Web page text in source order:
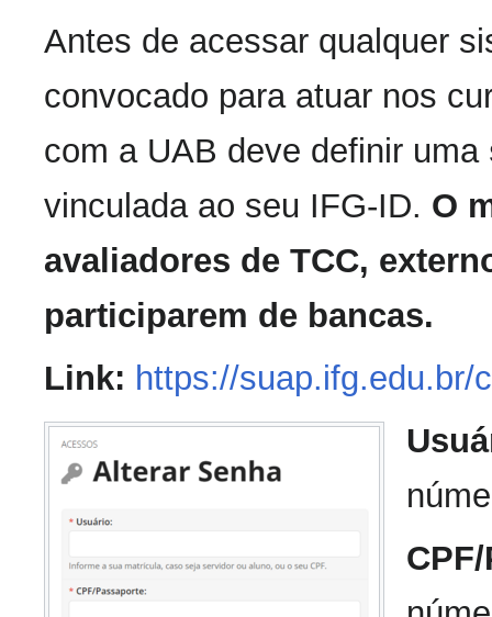
Antes de acessar qualquer
convocado para atuar nos
com a UAB deve definir uma
vinculada ao seu IFG-ID. O
avaliadores de TCC,
participarem de bancas.
Link: https://suap.ifg.edu.br/